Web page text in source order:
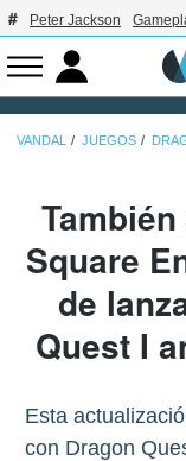
Peter Jackson
VANDAL JUEGOS
Square
de
Quest I
Esta
con Dragon